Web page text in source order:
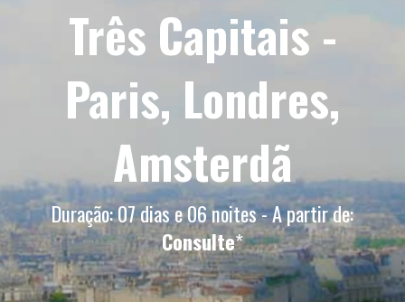
Três Capitais -
Paris, Londres,
Amsterdã
Duração: 07 dias e 06 noites - A partir de:
Consulte*